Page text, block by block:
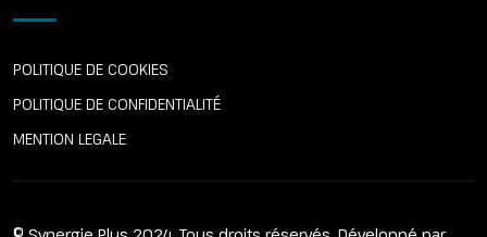
POLITIQUE DE COOKIES
POLITIQUE DE CONFIDENTIALITÉ
MENTION LEGALE